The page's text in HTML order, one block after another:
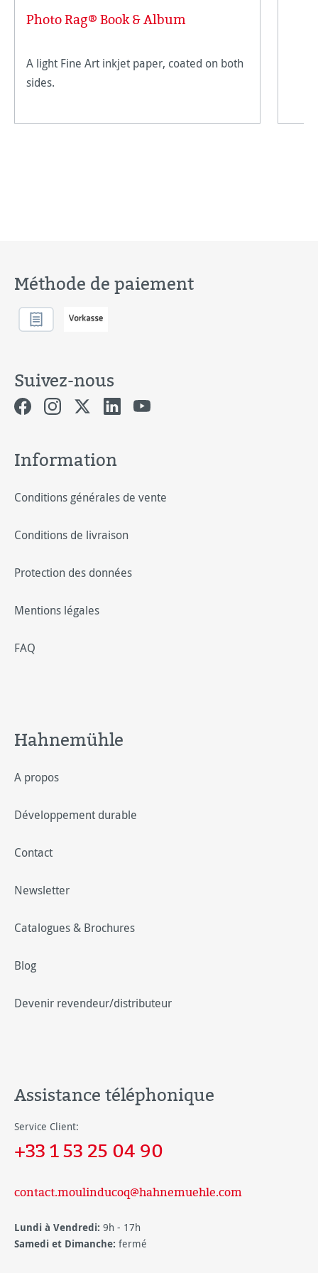
Photo Rag® Book & Album
A light Fine Art inkjet paper, coated on both
sides.
Méthode de paiement
Suivez-nous
Information
Conditions générales de vente
Conditions de livraison
Protection des données
Mentions légales
FAQ
Hahnemühle
A propos
Développement durable
Contact
Newsletter
Catalogues & Brochures
Blog
Devenir revendeur/distributeur
Assistance téléphonique
Service Client:
+33 1 53 25 04 90
contact.moulinducoq@hahnemuehle.com
Lundi à Vendredi: 9h - 17h
Samedi et Dimanche: fermé